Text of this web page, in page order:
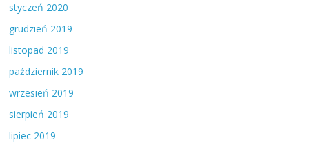
styczeń 2020
grudzień 2019
listopad 2019
październik 2019
wrzesień 2019
sierpień 2019
lipiec 2019